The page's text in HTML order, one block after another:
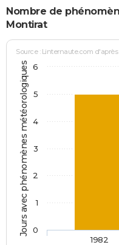
Nombre de
Montirat
Jours avec phénomènes météorologiques
Source : Linternaute.com
1982
0
1
2
3
4
5
6